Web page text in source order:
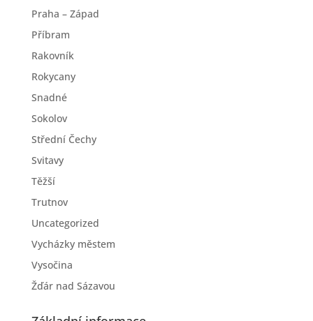
Praha – Západ
Příbram
Rakovník
Rokycany
Snadné
Sokolov
Střední Čechy
Svitavy
Těžší
Trutnov
Uncategorized
Vycházky městem
Vysočina
Žďár nad Sázavou